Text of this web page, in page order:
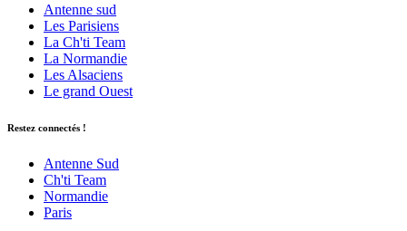
Antenne sud
Les Parisiens
La Ch'ti Team
La Normandie
Les Alsaciens
Le grand Ouest
Restez connectés !
Antenne Sud
Ch'ti Team
Normandie
Paris